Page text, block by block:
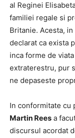
al Reginei
familiei regale si
Britanie. Acesta,
declarat ca exista
inca forme de
extraterestru, pur
ne depaseste
In conformitate cu
Martin Rees a
discursul acordat